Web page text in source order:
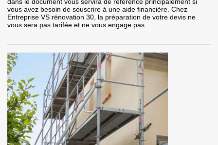
dans le document vous servira de référence principalement si
vous avez besoin de souscrire à une aide financière. Chez
Entreprise VS rénovation 30, la préparation de votre devis ne
vous sera pas tarifée et ne vous engage pas.